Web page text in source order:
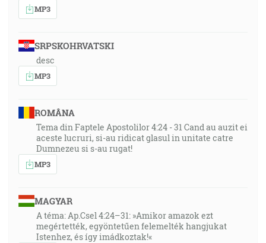
MP3
SRPSKOHRVATSKI
desc
MP3
ROMÂNA
Tema din Faptele Apostolilor 4:24 - 31 Cand au auzit ei
aceste lucruri, si-au ridicat glasul in unitate catre
Dumnezeu si s-au rugat!
MP3
MAGYAR
A téma: Ap.Csel 4:24–31: »Amikor amazok ezt
megértették, egyöntetűen felemelték hangjukat
Istenhez, és így imádkoztak!«